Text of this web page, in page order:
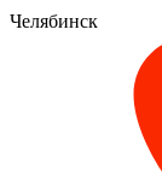
Челябинск